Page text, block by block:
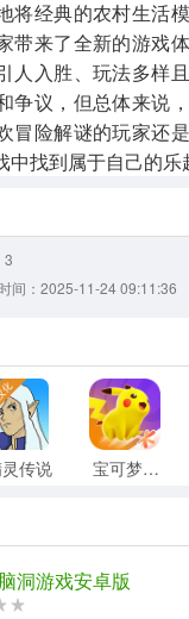
将经典的农村生活
带来了全新的游戏
人入胜、玩法多样
争议，但总体来说
冒险解谜的玩家还
找到属于自己的乐
3
间：2025-11-24 09:11:36
传说 宝可梦大集结
洞游戏安卓版